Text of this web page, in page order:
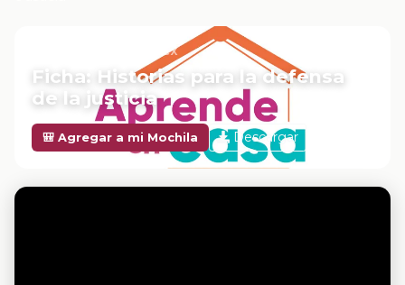
📎 DOCUMENTO · DOCX
Ficha: Historias para la defensa
de la justicia
🎒 Agregar a mi Mochila Descargar